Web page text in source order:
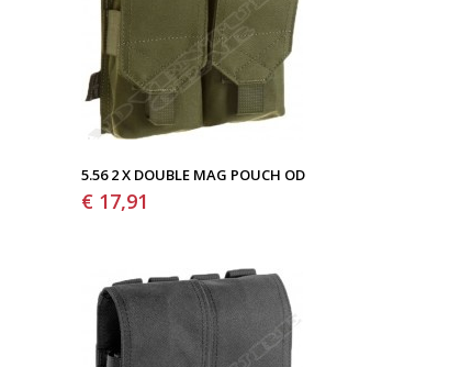
5.56 2 X DOUBLE MAG POUCH OD
€ 17,91